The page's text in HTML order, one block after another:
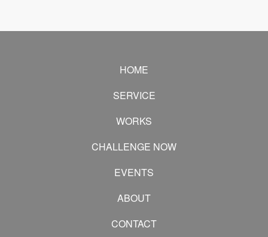
HOME
SERVICE
WORKS
CHALLENGE NOW
EVENTS
ABOUT
CONTACT